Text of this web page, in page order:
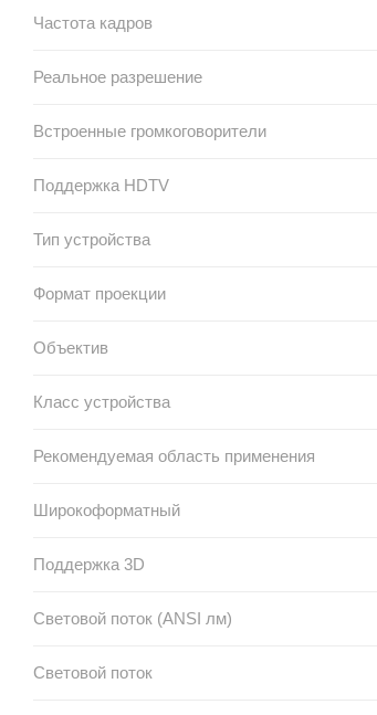
Частота кадров
Реальное разрешение
Встроенные громкоговорители
Поддержка HDTV
Тип устройства
Формат проекции
Объектив
Класс устройства
Рекомендуемая область применения
Широкоформатный
Поддержка 3D
Световой поток (ANSI лм)
Световой поток